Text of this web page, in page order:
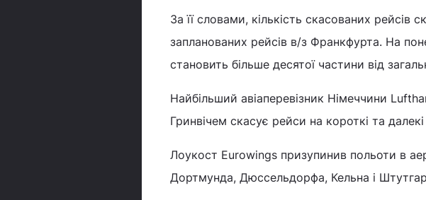
За її словами, кількість скасованих рейсів
запланованих рейсів в/з Франкфурта. На
становить більше десятої частини від
Найбільший авіаперевізник Німеччини
Гринвічем скасує рейси на короткі та
Лоукост Eurowings призупинив польоти в
Дортмунда, Дюссельдорфа, Кельна і